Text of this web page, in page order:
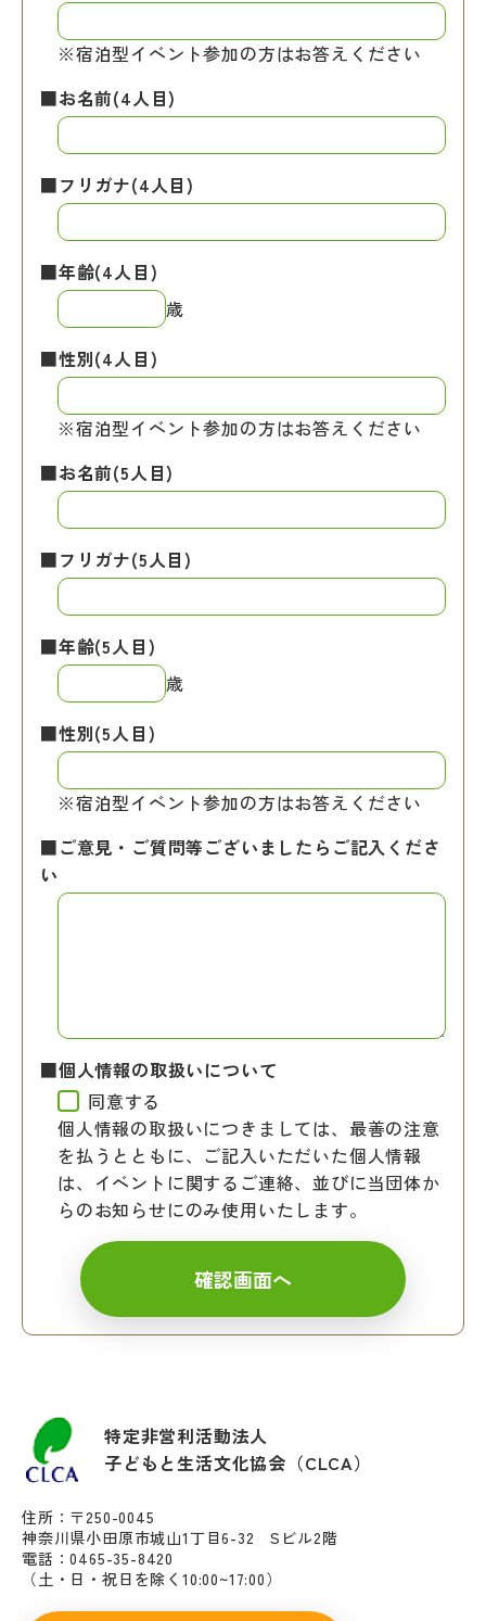
※宿泊型イベント参加の方はお答えください
■お名前(4人目)
■フリガナ(4人目)
■年齢(4人目)
歳
■性別(4人目)
※宿泊型イベント参加の方はお答えください
■お名前(5人目)
■フリガナ(5人目)
■年齢(5人目)
歳
■性別(5人目)
※宿泊型イベント参加の方はお答えください
■ご意見・ご質問等ございましたらご記入くださ
い
■個人情報の取扱いについて
同意する
個人情報の取扱いにつきましては、最善の注意
を払うとともに、ご記入いただいた個人情報
は、イベントに関するご連絡、並びに当団体か
らのお知らせにのみ使用いたします。
特定非営利活動法人
子どもと生活文化協会（CLCA）
住所：〒250-0045
神奈川県小田原市城山1丁目6-32 Sビル2階
電話：0465-35-8420
（土・日・祝日を除く10:00~17:00）